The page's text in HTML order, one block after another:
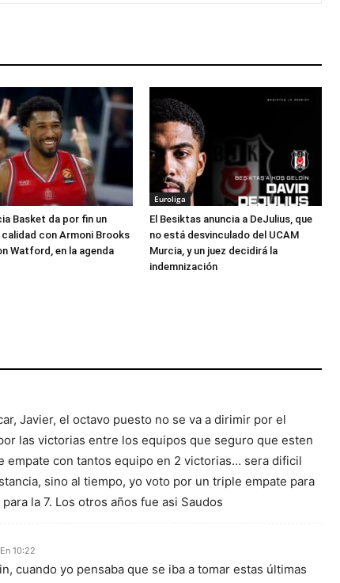
Basket da por fin un
con Armoni Brooks
Watford, en la agenda
Euroliga
El Besiktas anuncia a DeJulius, que
no está desvinculado del UCAM
Murcia, y un juez decidirá la
indemnización
Javier, el octavo puesto no se va a dirimir por el
las victorias entre los equipos que seguro que esten
empate con tantos equipo en 2 victorias… sera dificil
sino al tiempo, yo voto por un triple empate para
la 7. Los otros años fue asi Saudos
10:22
cuando yo pensaba que se iba a tomar estas últimas